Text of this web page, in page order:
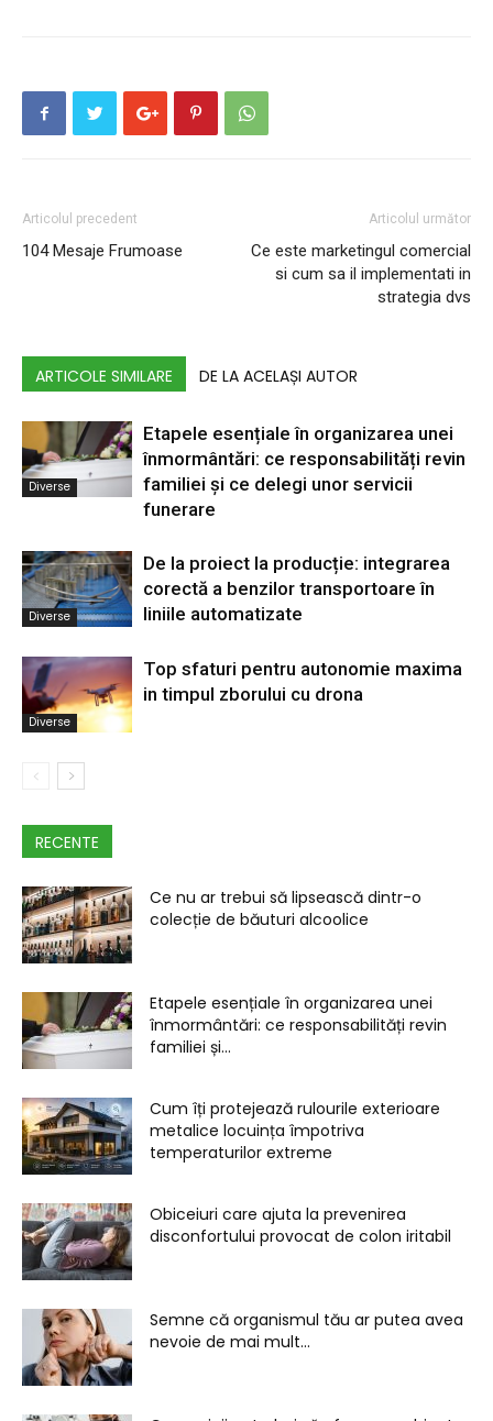
Articolul precedent
104 Mesaje Frumoase
Articolul următor
Ce este marketingul comercial
si cum sa il implementati in
strategia dvs
ARTICOLE SIMILARE DE LA ACELAȘI AUTOR
Diverse
Etapele esențiale în organizarea unei
înmormântări: ce responsabilități revin
familiei și ce delegi unor servicii
funerare
Diverse
De la proiect la producție: integrarea
corectă a benzilor transportoare în
liniile automatizate
Diverse
Top sfaturi pentru autonomie maxima
in timpul zborului cu drona
RECENTE
Ce nu ar trebui să lipsească dintr-o
colecție de băuturi alcoolice
Etapele esențiale în organizarea unei
înmormântări: ce responsabilități revin
familiei și...
Cum îți protejează rulourile exterioare
metalice locuința împotriva
temperaturilor extreme
Obiceiuri care ajuta la prevenirea
disconfortului provocat de colon iritabil
Semne că organismul tău ar putea avea
nevoie de mai mult...